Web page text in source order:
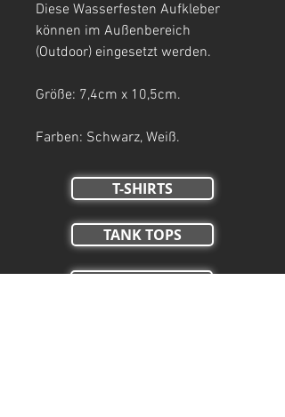
Diese Wasserfesten Aufkleber
können im Außenbereich
(Outdoor) eingesetzt werden.
Größe: 7,4cm x 10,5cm.
Farben: Schwarz, Weiß.
T-SHIRTS
TANK TOPS